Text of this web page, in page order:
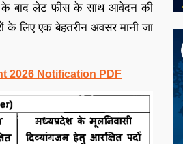
के बाद लेट फीस के साथ आवेदन की
के लिए एक बेहतरीन अवसर मानी जा
2026 Notification PDF